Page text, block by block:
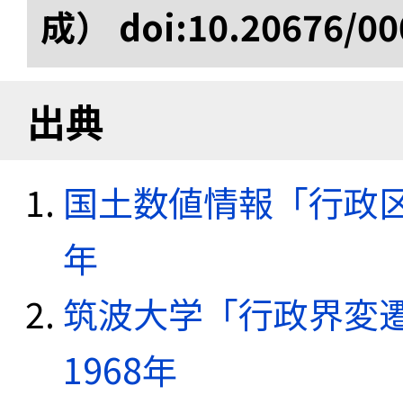
成） doi:10.20676/
出典
国土数値情報「行政
年
筑波大学「行政界変
1968年